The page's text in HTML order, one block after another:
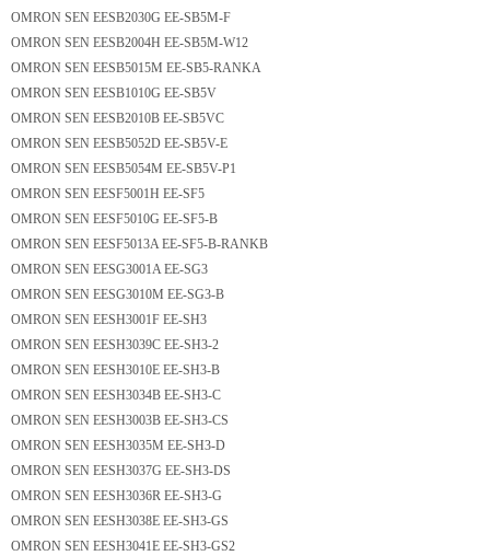
OMRON SEN EESB2030G EE-SB5M-F
OMRON SEN EESB2004H EE-SB5M-W12
OMRON SEN EESB5015M EE-SB5-RANKA
OMRON SEN EESB1010G EE-SB5V
OMRON SEN EESB2010B EE-SB5VC
OMRON SEN EESB5052D EE-SB5V-E
OMRON SEN EESB5054M EE-SB5V-P1
OMRON SEN EESF5001H EE-SF5
OMRON SEN EESF5010G EE-SF5-B
OMRON SEN EESF5013A EE-SF5-B-RANKB
OMRON SEN EESG3001A EE-SG3
OMRON SEN EESG3010M EE-SG3-B
OMRON SEN EESH3001F EE-SH3
OMRON SEN EESH3039C EE-SH3-2
OMRON SEN EESH3010E EE-SH3-B
OMRON SEN EESH3034B EE-SH3-C
OMRON SEN EESH3003B EE-SH3-CS
OMRON SEN EESH3035M EE-SH3-D
OMRON SEN EESH3037G EE-SH3-DS
OMRON SEN EESH3036R EE-SH3-G
OMRON SEN EESH3038E EE-SH3-GS
OMRON SEN EESH3041E EE-SH3-GS2